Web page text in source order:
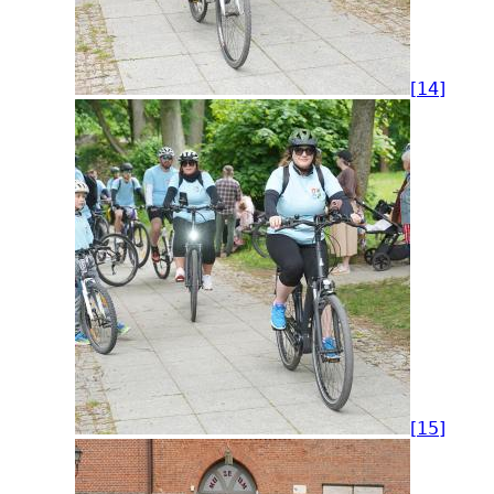
[14]
[15]